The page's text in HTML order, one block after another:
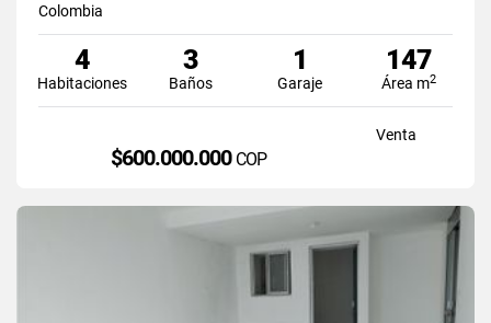
Colombia
4
Habitaciones
3
Baños
1
Garaje
147
Área m2
Venta
$600.000.000 COP